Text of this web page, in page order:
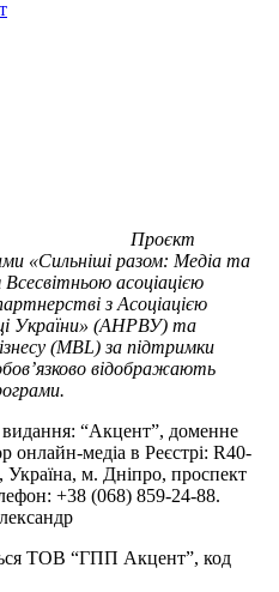
Проєкт
«Сильніші разом: Медіа та
асоціацією
з Асоціацією
України» (АНРВУ) та
(MBL) за підтримки
відображають
видання: “Акцент”, доменне
онлайн-медіа в Реєстрі: R40-
м. Дніпро, проспект
+38 (068) 859-24-88.
ТОВ “ГПП Акцент”, код